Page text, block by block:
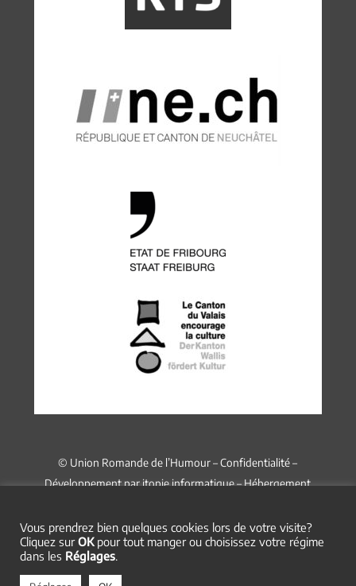
© Union Romande de l’Humour –Confidentialité–
Développement paritopie informatique– Hébergement
Vous prendrez bien quelques cookies lors de votre visite?
Cliquez surOKpour tout manger ou choisissez votre régime
dans les Réglages.